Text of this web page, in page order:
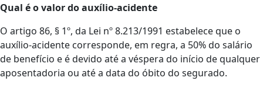
Qual é o valor do auxílio-acidente
O artigo 86, § 1º, da Lei nº 8.213/1991 estabelece que o
auxílio-acidente corresponde, em regra, a 50% do salário
de benefício e é devido até a véspera do início de qualquer
aposentadoria ou até a data do óbito do segurado.